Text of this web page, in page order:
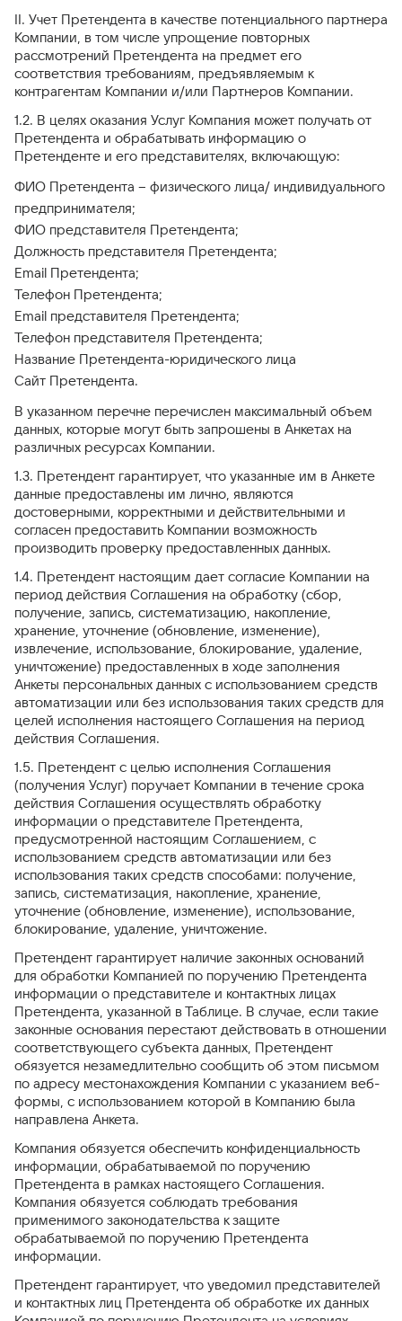
II. Учет Претендента в качестве потенциального партнера
Компании, в том числе упрощение повторных
рассмотрений Претендента на предмет его
соответствия требованиям, предъявляемым к
контрагентам Компании и/или Партнеров Компании.
1.2. В целях оказания Услуг Компания может получать от
Претендента и обрабатывать информацию о
Претенденте и его представителях, включающую:
ФИО Претендента – физического лица/ индивидуального
предпринимателя;
ФИО представителя Претендента;
Должность представителя Претендента;
Email Претендента;
Телефон Претендента;
Email представителя Претендента;
Телефон представителя Претендента;
Название Претендента-юридического лица
Сайт Претендента.
В указанном перечне перечислен максимальный объем
данных, которые могут быть запрошены в Анкетах на
различных ресурсах Компании.
1.3. Претендент гарантирует, что указанные им в Анкете
данные предоставлены им лично, являются
достоверными, корректными и действительными и
согласен предоставить Компании возможность
производить проверку предоставленных данных.
1.4. Претендент настоящим дает согласие Компании на
период действия Соглашения на обработку (сбор,
получение, запись, систематизацию, накопление,
хранение, уточнение (обновление, изменение),
извлечение, использование, блокирование, удаление,
уничтожение) предоставленных в ходе заполнения
Анкеты персональных данных с использованием средств
автоматизации или без использования таких средств для
целей исполнения настоящего Соглашения на период
действия Соглашения.
1.5. Претендент с целью исполнения Соглашения
(получения Услуг) поручает Компании в течение срока
действия Соглашения осуществлять обработку
информации о представителе Претендента,
предусмотренной настоящим Соглашением, с
использованием средств автоматизации или без
использования таких средств способами: получение,
запись, систематизация, накопление, хранение,
уточнение (обновление, изменение), использование,
блокирование, удаление, уничтожение.
Претендент гарантирует наличие законных оснований
для обработки Компанией по поручению Претендента
информации о представителе и контактных лицах
Претендента, указанной в Таблице. В случае, если такие
законные основания перестают действовать в отношении
соответствующего субъекта данных, Претендент
обязуется незамедлительно сообщить об этом письмом
по адресу местонахождения Компании с указанием веб-
формы, с использованием которой в Компанию была
направлена Анкета.
Компания обязуется обеспечить конфиденциальность
информации, обрабатываемой по поручению
Претендента в рамках настоящего Соглашения.
Компания обязуется соблюдать требования
применимого законодательства к защите
обрабатываемой по поручению Претендента
информации.
Претендент гарантирует, что уведомил представителей
и контактных лиц Претендента об обработке их данных